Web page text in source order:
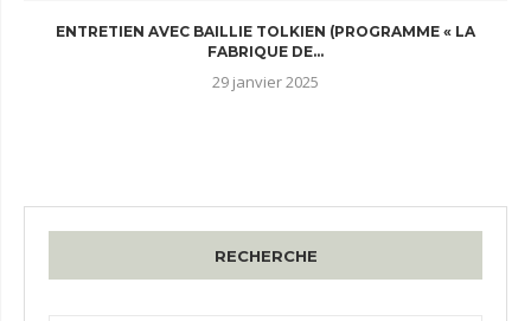
ENTRETIEN AVEC BAILLIE TOLKIEN (PROGRAMME « LA
FABRIQUE DE...
29 janvier 2025
RECHERCHE